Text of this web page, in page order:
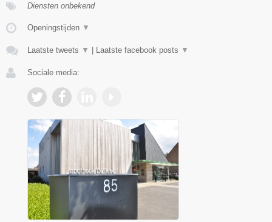
Diensten onbekend
Openingstijden ▼
Laatste tweets ▼ Laatste facebook posts ▼
Sociale media: